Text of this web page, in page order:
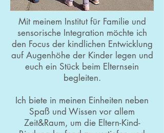
​Mit meinem Institut für Familie und
sensorische Integration möchte ich
den Focus der kindlichen Entwicklung
auf Augenhöhe der Kinder legen und
euch ein Stück beim Elternsein
begleiten.
Ich biete in meinen Einheiten neben
Spaß und Wissen vor allem
Zeit&Raum, um die Eltern-Kind-